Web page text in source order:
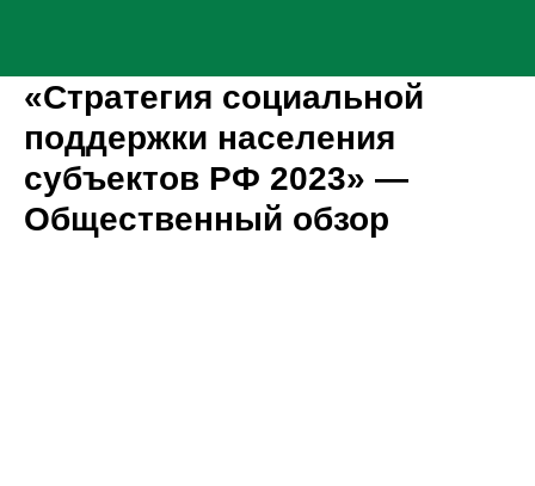
«Стратегия социальной
поддержки населения
субъектов РФ 2023» —
Общественный обзор